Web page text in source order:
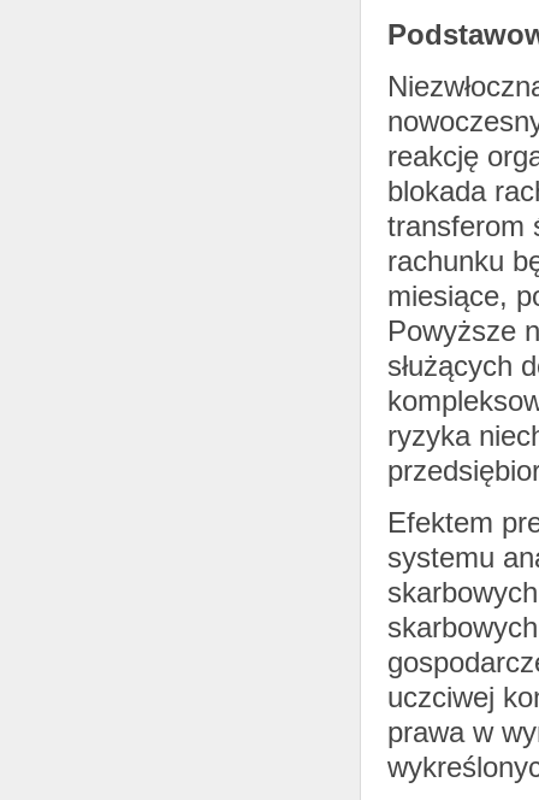
reakcję
blokada
transferom
rachunku
miesiące,
Powyższe
służących
ryzyka
Efektem
systemu
uczciwej
prawa w